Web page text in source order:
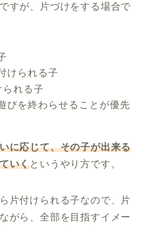
すが、片づけをする場合で
けられる子
れる子
びを終わらせることが優先
に応じて、その子が出来る
いくというやり方です。
片付けられる子なので、片
がら、全部を目指すイメー